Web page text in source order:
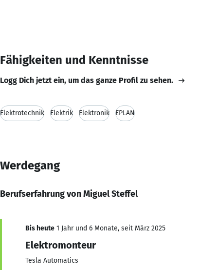
Fähigkeiten und Kenntnisse
Logg Dich jetzt ein, um das ganze Profil zu sehen.
Elektrotechnik Elektrik Elektronik EPLAN
Werdegang
Berufserfahrung von Miguel Steffel
Bis heute 1 Jahr und 6 Monate, seit März 2025
Elektromonteur
Tesla Automatics